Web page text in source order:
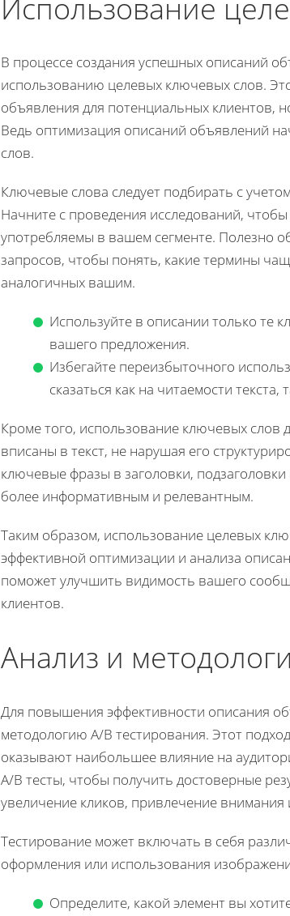
Использование
В процессе создания успешных описаний
использованию целевых ключевых слов.
объявления для потенциальных клиентов,
Ведь оптимизация описаний объявлений
слов.
Ключевые слова следует подбирать с
Начните с проведения исследований,
употребляемы в вашем сегменте. Полезно
запросов, чтобы понять, какие термины
аналогичных вашим.
Используйте в описании только те
вашего предложения.
Избегайте переизбыточного
сказаться как на читаемости
Кроме того, использование ключевых
вписаны в текст, не нарушая его
ключевые фразы в заголовки,
более информативным и релевантным.
Таким образом, использование целевых
эффективной оптимизации и анализа
поможет улучшить видимость вашего
клиентов.
Анализ и
Для повышения эффективности описания
методологию A/B тестирования. Этот
оказывают наибольшее влияние на
A/B тесты, чтобы получить достоверные
увеличение кликов, привлечение
Тестирование может включать в себя
оформления или использования
Определите, какой элемент вы